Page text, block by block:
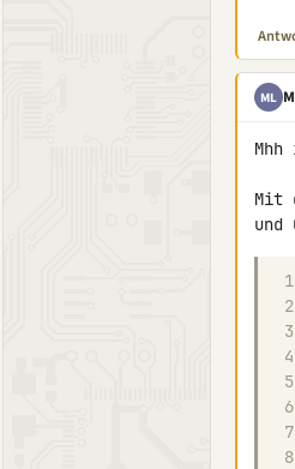
ML
Mit
1
2
3
4
5
6
7
8